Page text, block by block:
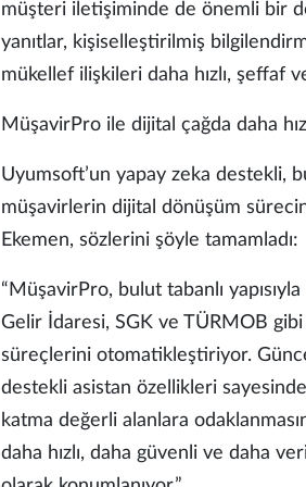
müşteri iletişiminde de önemli bir
yanıtlar, kişiselleştirilmiş
mükellef ilişkileri daha hızlı, şeffaf
MüşavirPro ile dijital çağda daha
Uyumsoft’un yapay zeka destekli,
müşavirlerin dijital dönüşüm
Ekemen, sözlerini şöyle tamamladı:
“MüşavirPro, bulut tabanlı
Gelir İdaresi, SGK ve TÜRMOB
süreçlerini otomatikleştiriyor.
destekli asistan özellikleri
katma değerli alanlara
daha hızlı, daha güvenli ve daha